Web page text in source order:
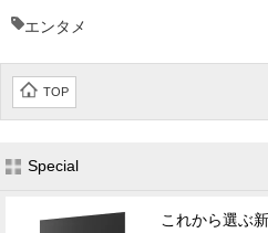
エンタメ
TOP
Special
これから選ぶ